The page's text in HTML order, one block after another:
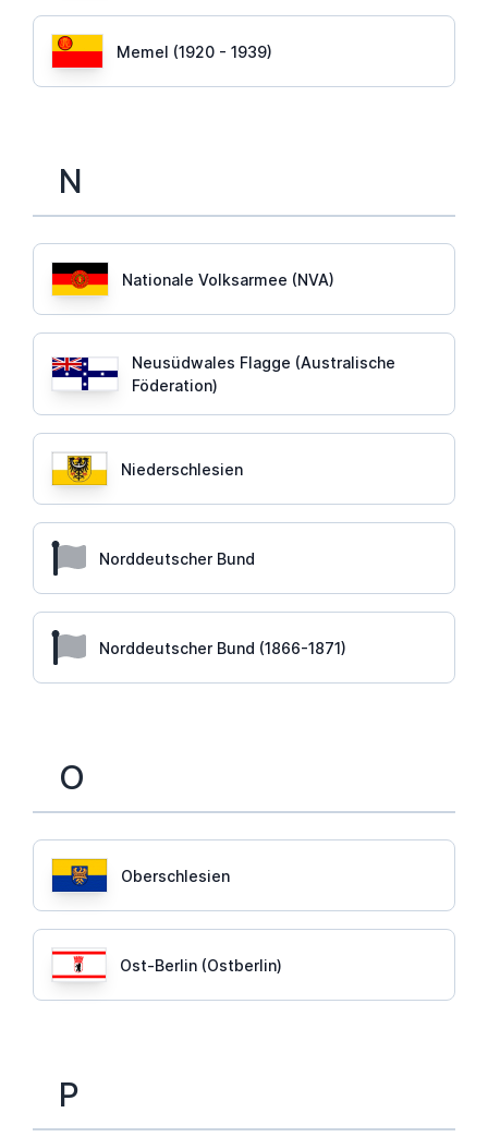
Memel (1920 - 1939)
N
Nationale Volksarmee (NVA)
Neusüdwales Flagge (Australische
Föderation)
Niederschlesien
Norddeutscher Bund
Norddeutscher Bund (1866-1871)
O
Oberschlesien
Ost-Berlin (Ostberlin)
P